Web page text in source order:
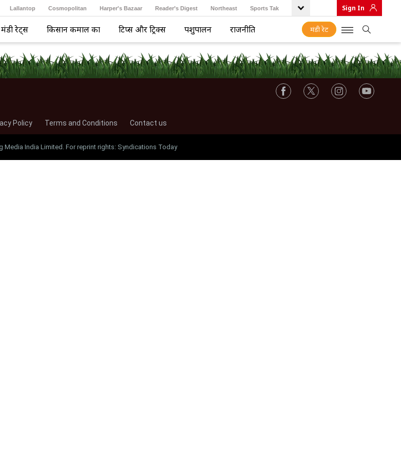
Lallantop Cosmopolitan Harper's Bazaar Reader’s Digest Northeast Sports Tak Sign In
मंडी रेट्स किसान कमाल का टिप्स और ट्रिक्स पशुपालन राजनीति मंडी रेट
Policy Terms and Conditions Contact us
Media India Limited. For reprint rights: Syndications Today